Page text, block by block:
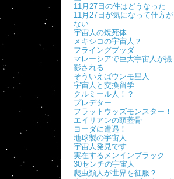
11月27日の件はどうなった
11月27日が気になって仕方が
ない
宇宙人の焼死体
メキシコの宇宙人？
フライングブッダ
マレーシアで巨大宇宙人が撮
影される
そういえばウンモ星人
宇宙人と交換留学
クルミール人！？
プレデター
フラットウッズモンスター！
エイリアンの頭蓋骨
ヨーダに遭遇！
地球製の宇宙人
宇宙人発見です
実在するメンインブラック
30センチの宇宙人
爬虫類人が世界を征服？